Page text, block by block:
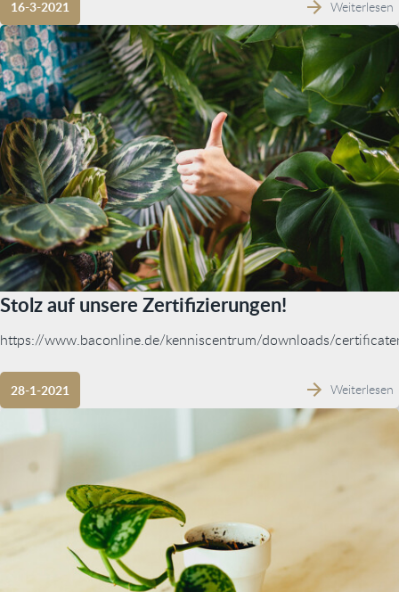
16-3-2021 Weiterlesen
Stolz auf unsere Zertifizierungen!
https://www.baconline.de/kenniscentrum/downloads/
28-1-2021 Weiterlesen